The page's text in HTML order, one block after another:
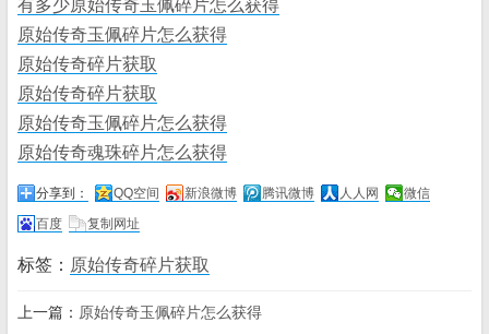
有多少原始传奇玉佩碎片怎么获得
原始传奇玉佩碎片怎么获得
原始传奇碎片获取
原始传奇碎片获取
原始传奇玉佩碎片怎么获得
原始传奇魂珠碎片怎么获得
分享到： QQ空间 新浪微博 腾讯微博 人人网
微信
百度
复制网址
标签： 原始传奇碎片获取
上一篇： 原始传奇玉佩碎片怎么获得